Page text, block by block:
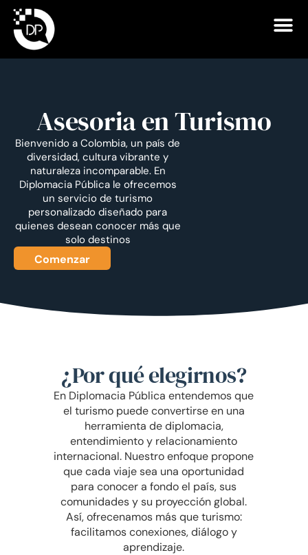
Asesoria en Turismo
Bienvenido a Colombia, un país de
diversidad, cultura vibrante y
naturaleza incomparable. En
Diplomacia Pública le ofrecemos
un servicio de turismo
personalizado diseñado para
quienes desean conocer más que
solo destinos
Comenzar
En Diplomacia Pública entendemos que
el turismo puede convertirse en una
herramienta de diplomacia,
entendimiento y relacionamiento
internacional. Nuestro enfoque propone
que cada viaje sea una oportunidad
para conocer a fondo el país, sus
comunidades y su proyección global.
Así, ofrecenamos más que turismo:
facilitamos conexiones, diálogo y
aprendizaje.
¿Por qué elegirnos?